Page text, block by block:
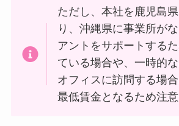
ただし、本社を鹿児島
り、沖縄県に事業所が
アントをサポートする
ている場合や、一時的
オフィスに訪問する場
最低賃金となるため注意